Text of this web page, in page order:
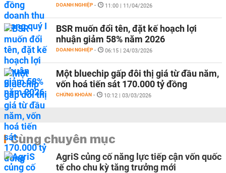
DOANH NGHIỆP - 11:00 | 11/04/2026
BSR muốn đổi tên, đặt kế hoạch lợi
nhuận giảm 58% năm 2026
DOANH NGHIỆP - 06:15 | 24/03/2026
Một bluechip gấp đôi thị giá từ đầu năm,
vốn hoá tiến sát 170.000 tỷ đồng
CHỨNG KHOÁN - 10:12 | 03/03/2026
Cùng chuyên mục
AgriS củng cố năng lực tiếp cận vốn quốc
tế cho chu kỳ tăng trưởng mới